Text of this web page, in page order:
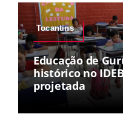
Tocantins
Educação de
histórico no
projetada